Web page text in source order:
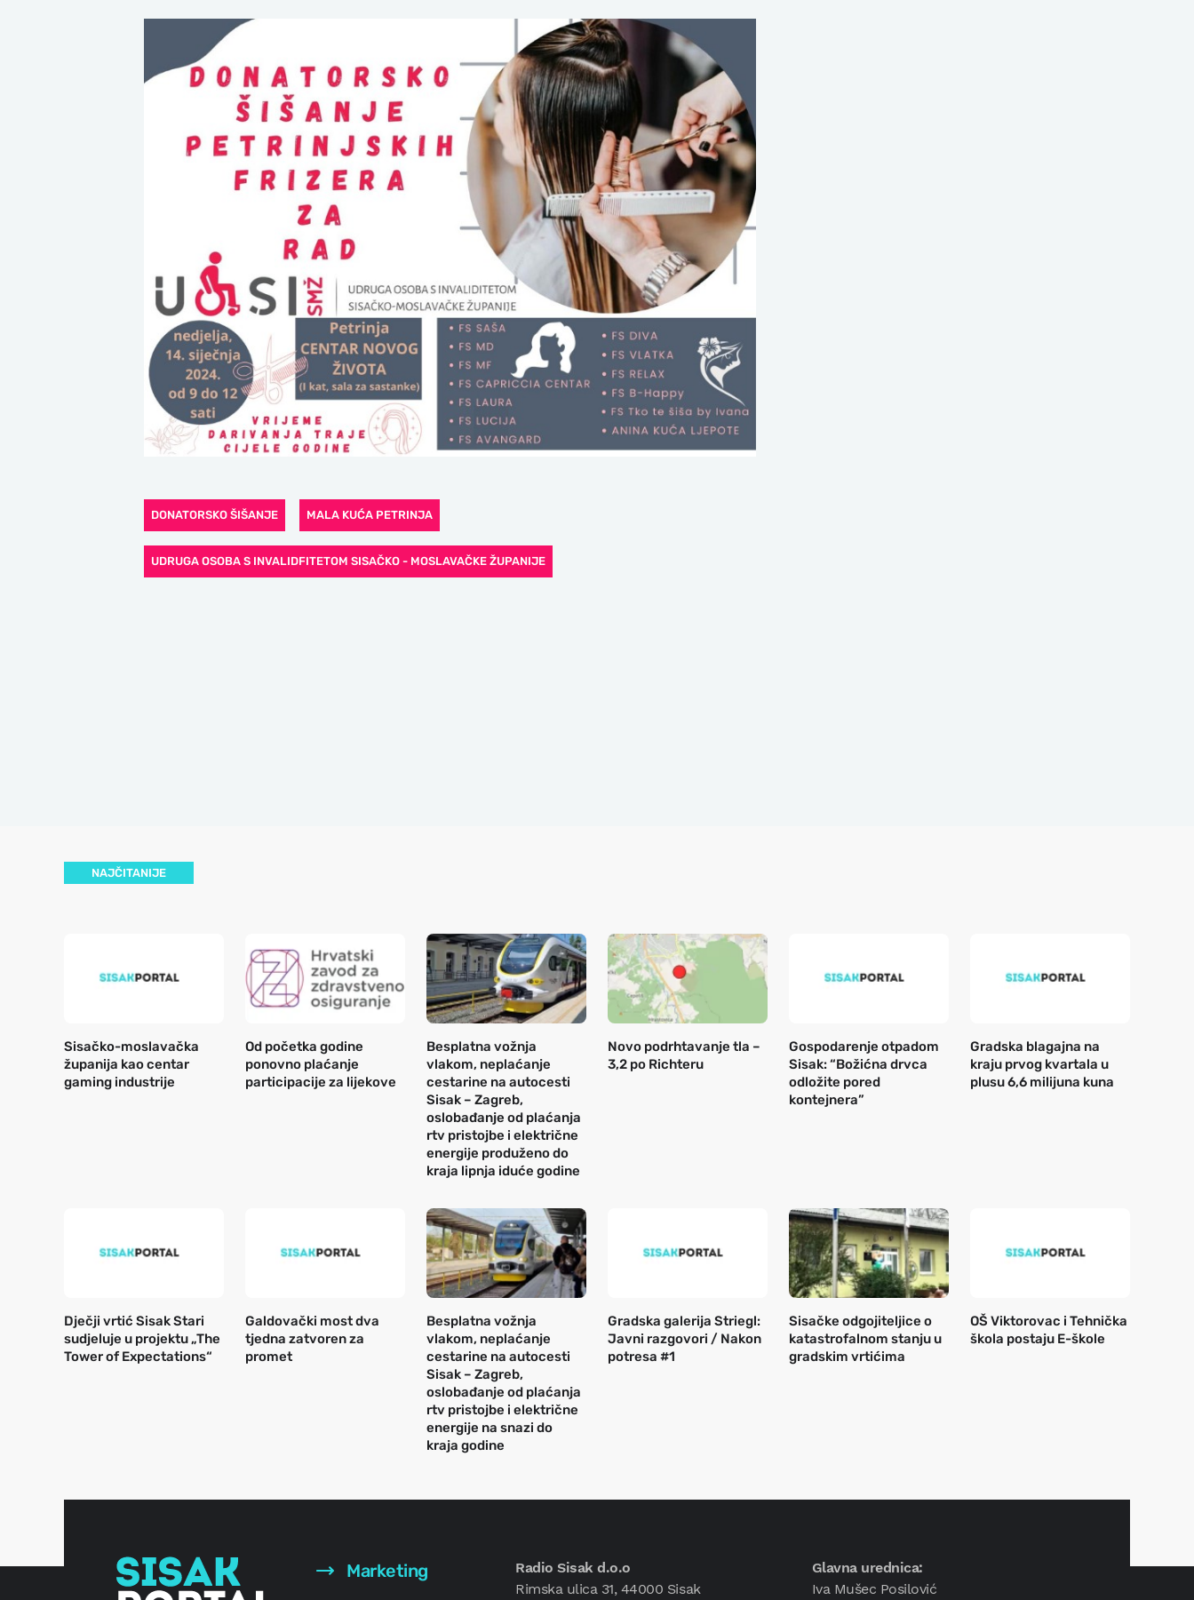
DONATORSKO ŠIŠANJE MALA KUĆA PETRINJA
UDRUGA OSOBA S INVALIDFITETOM SISAČKO - MOSLAVAČKE ŽUPANIJE
NAJČITANIJE
Sisačko-moslavačka
županija kao centar
gaming industrije
Od početka godine
ponovno plaćanje
participacije za lijekove
Besplatna vožnja
vlakom, neplaćanje
cestarine na autocesti
Sisak – Zagreb,
oslobađanje od plaćanja
rtv pristojbe i električne
energije produženo do
kraja lipnja iduće godine
Novo podrhtavanje tla –
3,2 po Richteru
Gospodarenje otpadom
Sisak: “Božićna drvca
odložite pored
kontejnera”
Gradska blagajna na
kraju prvog kvartala u
plusu 6,6 milijuna kuna
Dječji vrtić Sisak Stari
sudjeluje u projektu „The
Tower of Expectations“
Galdovački most dva
tjedna zatvoren za
promet
Besplatna vožnja
vlakom, neplaćanje
cestarine na autocesti
Sisak – Zagreb,
oslobađanje od plaćanja
rtv pristojbe i električne
energije na snazi do
kraja godine
Gradska galerija Striegl:
Javni razgovori / Nakon
potresa #1
Sisačke odgojiteljice o
katastrofalnom stanju u
gradskim vrtićima
OŠ Viktorovac i Tehnička
škola postaju E-škole
Marketing
Radio Sisak d.o.o
Rimska ulica 31, 44000 Sisak
Glavna urednica:
Iva Mušec Posilović